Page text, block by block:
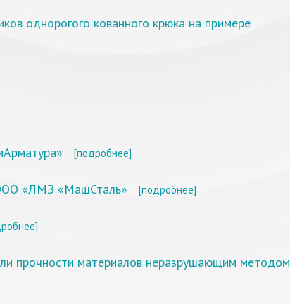
однорогого кованного крюка на примере
[подробнее]
ООО «ЛМЗ «МашСталь» [подробнее]
прочности материалов неразрушающим методом